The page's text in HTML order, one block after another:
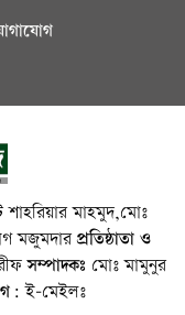
মাহমুদ,মোঃ
মজুমদারপ্রতিষ্ঠাতা ও
সম্পাদকঃ মোঃ মামুনুর
ই-মেইলঃ